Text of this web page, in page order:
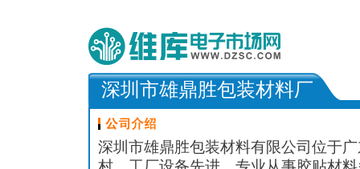
深圳市雄鼎胜包装材料厂
深圳市雄鼎胜包装材料有限公司位于